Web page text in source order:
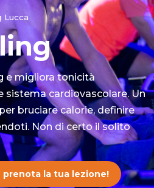
Lucca
e migliora tonicità
sistema cardiovascolare. Un
bruciare calorie, definire
Non di certo il solito
prenota la tua lezione!